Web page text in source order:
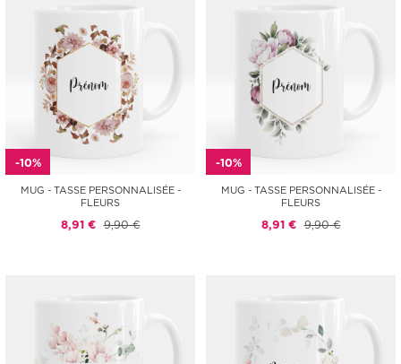
-10%
MUG - TASSE PERSONNALISÉE -
FLEURS
8,91 € 9,90 €
-10%
MUG - TASSE PERSONNALISÉE -
FLEURS
8,91 € 9,90 €